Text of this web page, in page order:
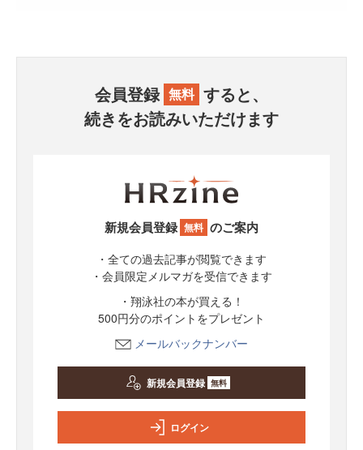
会員登録 無料 すると、
続きをお読みいただけます
新規会員登録 無料 のご案内
・全ての過去記事が閲覧できます
・会員限定メルマガを受信できます
・翔泳社の本が買える！
500円分のポイントをプレゼント
メールバックナンバー
新規会員登録 無料
ログイン